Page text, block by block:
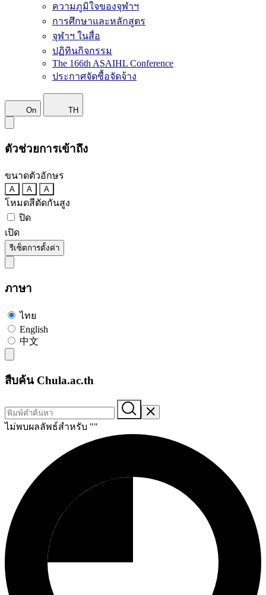
ความภูมิใจของจุฬาฯ
การศึกษาและหลักสูตร
จุฬาฯ ในสื่อ
ปฏิทินกิจกรรม
The 166th ASAIHL Conference
ประกาศจัดซื้อจัดจ้าง
On TH
ตัวช่วยการเข้าถึง
ขนาดตัวอักษร
A A A
โหมดสีตัดกันสูง
ปิด
เปิด
รีเซ็ตการตั้งค่า
ภาษา
ไทย
English
中文
สืบค้น Chula.ac.th
ไม่พบผลลัพธ์สำหรับ ""